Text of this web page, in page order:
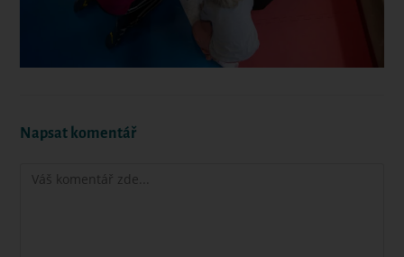
Napsat komentář